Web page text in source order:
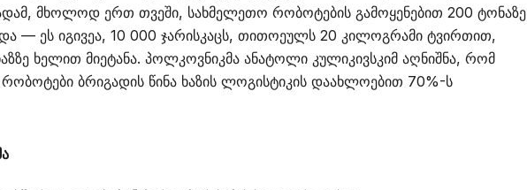
მხოლოდ ერთ თვეში, სახმელეთო რობოტების გამოყენებით 200 ტონაზე
— ეს იგივეა, 10 000 ჯარისკაცს, თითოეულს 20 კილოგრამი ტვირთით,
ხელით მიეტანა. პოლკოვნიკმა ანატოლი კულიკივსკიმ აღნიშნა, რომ
ბრიგადის წინა ხაზის ლოგისტიკის დაახლოებით 70%-ს